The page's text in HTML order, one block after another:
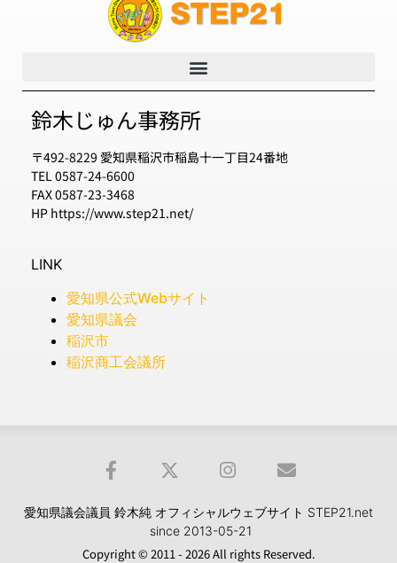
鈴木じゅん事務所
〒492-8229 愛知県稲沢市稲島十一丁目24番地
TEL 0587-24-6600
FAX 0587-23-3468
HP https://www.step21.net/
LINK
愛知県公式Webサイト
愛知県議会
稲沢市
稲沢商工会議所
愛知県議会議員 鈴木純 オフィシャルウェブサイト STEP21.net
since 2013-05-21
Copyright © 2011 - 2026 All rights Reserved.